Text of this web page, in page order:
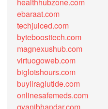
ebaraat.com
techjuiced.com
byteboosttech.com
magnexushub.com
virtuogoweb.com
biglotshours.com
buyliraglutide.com
onlinesafemeds.com
gyanibhandar.com